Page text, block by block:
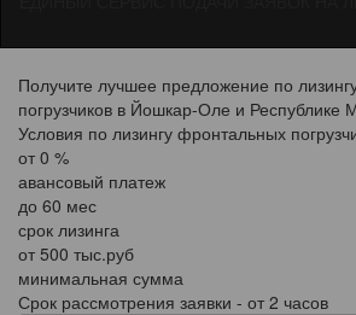
Получите лучшее предложение по
погрузчиков в Йошкар-Оле и Республике
Условия по лизингу фронтальных
от 0 %
авансовый платеж
до 60 мес
срок лизинга
от 500 тыс.руб
минимальная сумма
Срок рассмотрения заявки - от 2 часов